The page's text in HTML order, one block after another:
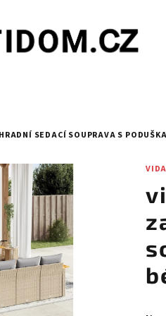
SEDACÍ SOUPRAVA S